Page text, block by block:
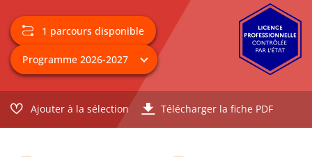
1 parcours disponible
Ajouter à la sélection Télécharger la fiche PDF